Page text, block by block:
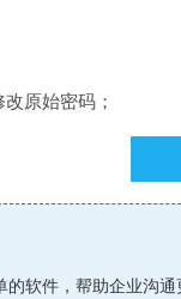
原始密码；
你查看统计的结果
的自己的心情状态
的软件，帮助企业沟